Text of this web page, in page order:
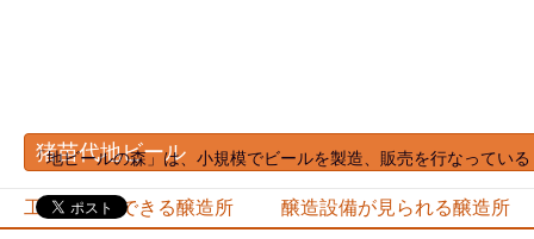
「地ビールの森」は、小規模でビールを製造、販売を行なってい
工場見学のできる醸造所 醸造設備が見られる醸造所
猪苗代地ビール